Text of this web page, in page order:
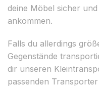
deine Möbel sicher
ankommen.
Falls du allerdings
Gegenstände
dir unseren
passenden